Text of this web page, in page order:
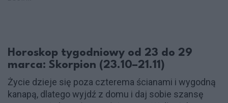
Horoskop tygodniowy od 23 do 29
marca: Skorpion (23.10–21.11)
Życie dzieje się poza czterema ścianami i wygodną
kanapą, dlatego wyjdź z domu i daj sobie szansę